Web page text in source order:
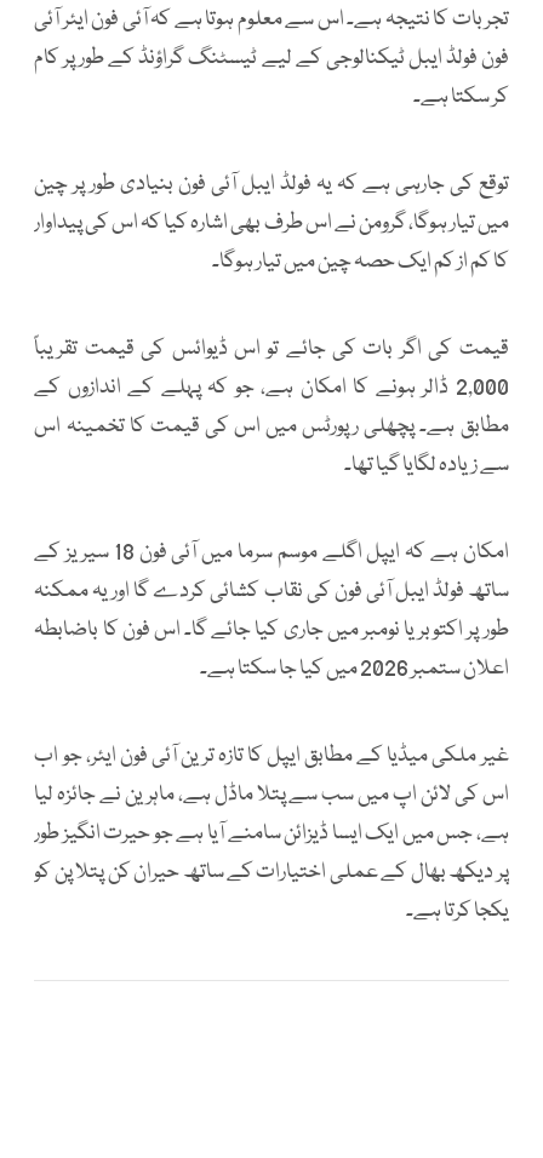
تجربات کا نتیجہ ہے۔ اس سے معلوم ہوتا ہے کہ آئی فون ایئر آئی
فون فولڈ ایبل ٹیکنالوجی کے لیے ٹیسٹنگ گراؤنڈ کے طور پر کام
کر سکتا ہے۔
توقع کی جارہی ہے کہ یہ فولڈ ایبل آئی فون بنیادی طور پر چین
میں تیار ہوگا، گرومن نے اس طرف بھی اشارہ کیا کہ اس کی پیداوار
کا کم از کم ایک حصہ چین میں تیار ہوگا۔
قیمت کی اگر بات کی جائے تو اس ڈیوائس کی قیمت تقریباً
2,000 ڈالر ہونے کا امکان ہے، جو کہ پہلے کے اندازوں کے
مطابق ہے۔ پچھلی رپورٹس میں اس کی قیمت کا تخمینہ اس
سے زیادہ لگایا گیا تھا۔
امکان ہے کہ ایپل اگلے موسم سرما میں آئی فون 18 سیریز کے
ساتھ فولڈ ایبل آئی فون کی نقاب کشائی کردے گا اور یہ ممکنہ
طور پر اکتوبر یا نومبر میں جاری کیا جائے گا۔ اس فون کا باضابطہ
اعلان ستمبر 2026 میں کیا جا سکتا ہے۔
غیر ملکی میڈیا کے مطابق ایپل کا تازہ ترین آئی فون ایئر، جو اب
اس کی لائن اپ میں سب سے پتلا ماڈل ہے، ماہرین نے جائزہ لیا
ہے، جس میں ایک ایسا ڈیزائن سامنے آیا ہے جو حیرت انگیز طور
پر دیکھ بھال کے عملی اختیارات کے ساتھ حیران کن پتلا پن کو
یکجا کرتا ہے۔